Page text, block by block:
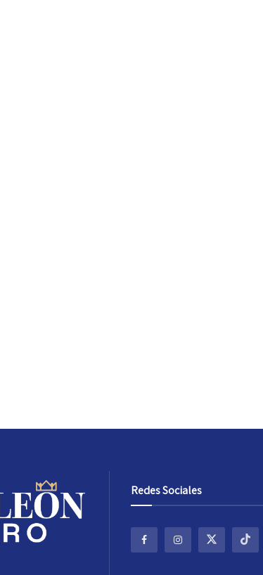
Redes Sociales